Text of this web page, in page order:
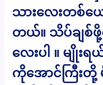
သားလေးတစ်ယ
တယ်။ သိပ်ချစ်ဖို့
လေးပါ ။ မျိုး
ကိုအောင်ကြီးတို့